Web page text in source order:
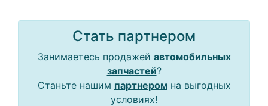
Стать партнером
Занимаетесь продажей автомобильных
запчастей?
Станьте нашим партнеромна выгодных
условиях!